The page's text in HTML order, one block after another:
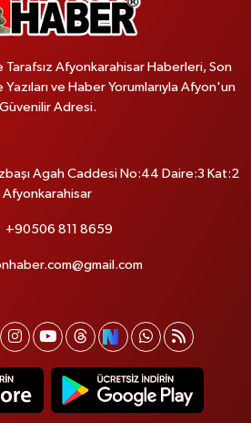
Afyonkarahisar Haberleri, Son
ve Haber Yorumlarıyla Afyon'un
Güvenilir Adresi.
Agah Caddesi No:44 Daire:3 Kat:2
Afyonkarahisar
+90506 811 8659